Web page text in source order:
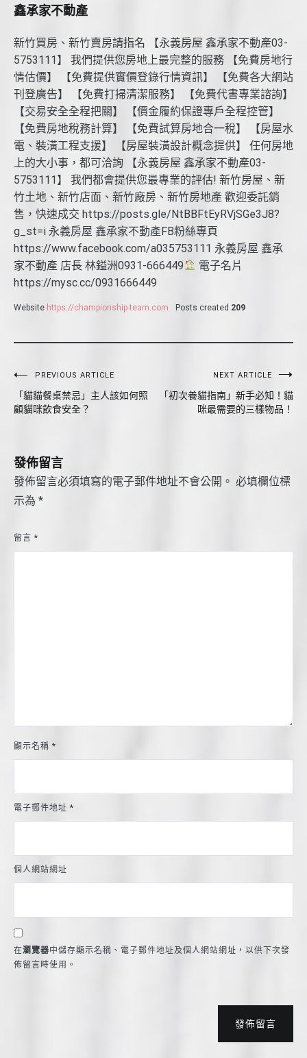
鑫承家不動產
新竹買房、新竹賣房請指名 【永義房屋 鑫承家不動產03-
5753111】 我們提供您房地上最完整的服務 【免費房地行
情估價】 【免費提供實價登錄行情資訊】 【免費各大網站
刊登廣告】 【免費打掃清潔服務】 【免費代書專業諮詢】
【交易安全全程把關】 【價金履約保證專戶全程控管】
【免費房地稅務計算】 【免費試算房地合一稅】 【房屋水
電、裝潢工程支援】 【房屋裝潢設計概念提供】 任何房地
上的大小事，都可洽詢 【永義房屋 鑫承家不動產03-
5753111】 我們都會提供您最專業的評估! 新竹房屋、新
竹土地、新竹店面、新竹廠房、新竹房地產 歡迎委託銷
售，快速成交 https://posts.gle/NtBBFtEyRVjSGe3J8?
g_st=i 永義房屋 鑫承家不動產FB粉絲專頁
https://www.facebook.com/a035753111 永義房屋 鑫承
家不動產 店長 林鎰洲0931-666449
電子名片
https://mysc.cc/0931666449
Website https://championship-team.com Posts created 209
文
章
覽
PREVIOUS ARTICLE
「貓貓餐桌禁忌」主人該如何照
顧貓咪飲食安全？
NEXT ARTICLE
「初次養貓指南」新手必知！貓
咪最需要的三樣物品！
發佈留言
發佈留言必須填寫的電子郵件地址不會公開。 必填欄位標
示為 *
留言 *
顯示名稱 *
電子郵件地址 *
個人網站網址
在瀏覽器中儲存顯示名稱、電子郵件地址及個人網站網址，以供下次發
佈留言時使用。
發佈留言